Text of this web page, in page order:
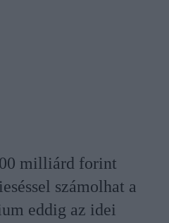
milliárd forint
számolhat a
eddig az idei